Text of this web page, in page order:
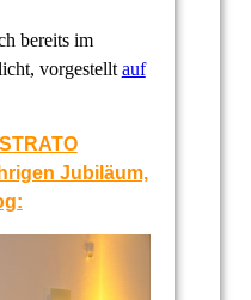
bereits im
vorgestellt auf
Jubiläum,